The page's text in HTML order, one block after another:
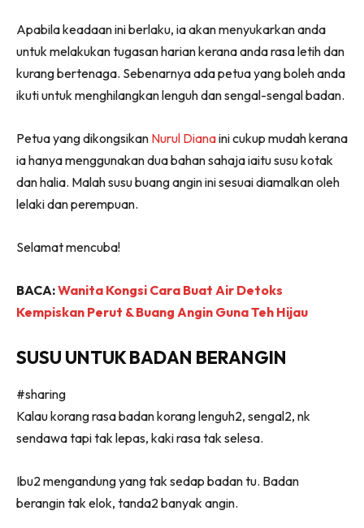
Apabila keadaan ini berlaku, ia akan menyukarkan anda
untuk melakukan tugasan harian kerana anda rasa letih dan
kurang bertenaga. Sebenarnya ada petua yang boleh anda
ikuti untuk menghilangkan lenguh dan sengal-sengal badan.
Petua yang dikongsikan Nurul Dianaini cukup mudah kerana
ia hanya menggunakan dua bahan sahaja iaitu susu kotak
dan halia. Malah susu buang angin ini sesuai diamalkan oleh
lelaki dan perempuan.
Selamat mencuba!
BACA:Wanita Kongsi Cara Buat Air Detoks
Kempiskan Perut & Buang Angin Guna Teh Hijau
SUSU UNTUK BADAN BERANGIN
#sharing
Kalau korang rasa badan korang lenguh2, sengal2, nk
sendawa tapi tak lepas, kaki rasa tak selesa.
Ibu2 mengandung yang tak sedap badan tu. Badan
berangin tak elok, tanda2 banyak angin.